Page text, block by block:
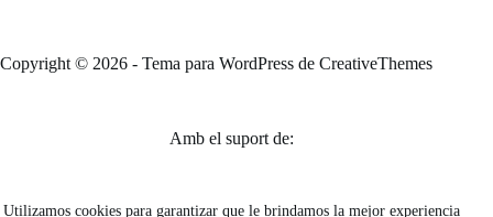
Utilizamos cookies para garantizar que le brindamos la mejor experiencia
Copyright © 2026 - Tema para WordPress de CreativeThemes
Amb el suport de: